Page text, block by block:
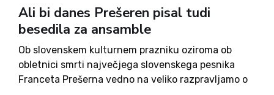
Ali bi danes Prešeren pisal tudi
besedila za ansamble
Ob slovenskem kulturnem prazniku oziroma ob
obletnici smrti največjega slovenskega pesnika
Franceta Prešerna vedno na veliko razpravljamo o